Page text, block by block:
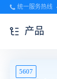
统一服务热线
产品
5607